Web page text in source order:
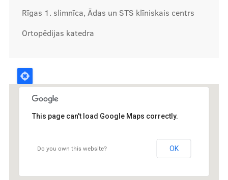
Rīgas 1. slimnīca, Ādas un STS klīniskais centrs
Ortopēdijas katedra
This page can't load Google Maps correctly.
Do you own this website? OK